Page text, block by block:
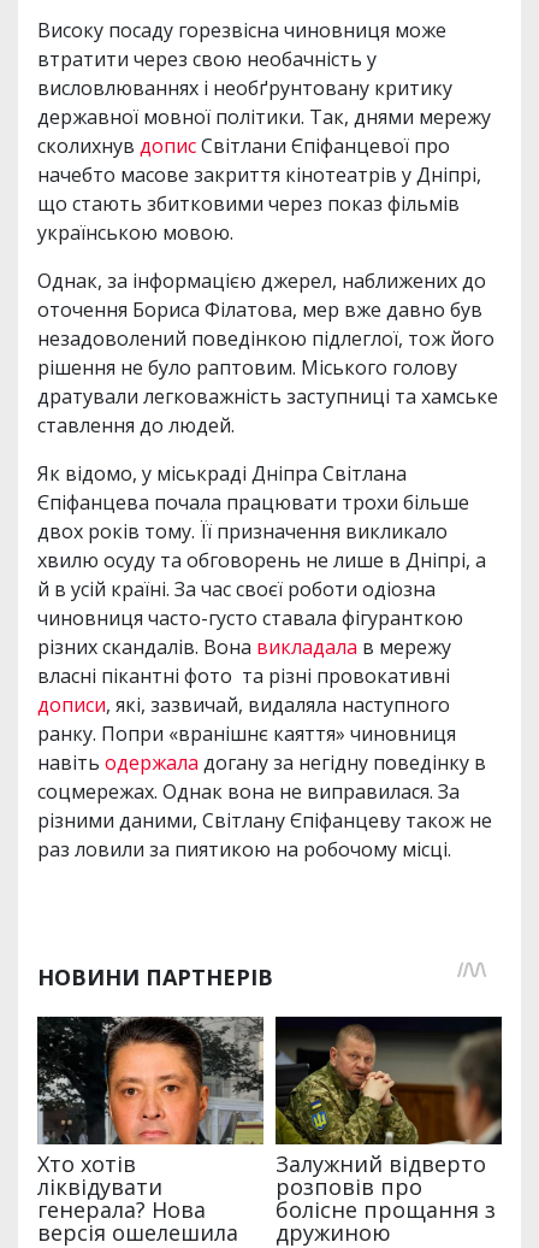
Високу посаду горезвісна чиновниця може
втратити через свою необачність у
висловлюваннях і необґрунтовану критику
державної мовної політики. Так, днями мережу
сколихнув дописСвітлани Єпіфанцевої про
начебто масове закриття кінотеатрів у Дніпрі,
що стають збитковими через показ фільмів
українською мовою.
Однак, за інформацією джерел, наближених до
оточення Бориса Філатова, мер вже давно був
незадоволений поведінкою підлеглої, тож його
рішення не було раптовим. Міського голову
дратували легковажність заступниці та хамське
ставлення до людей.
Як відомо, у міськраді Дніпра Світлана
Єпіфанцева почала працювати трохи більше
двох років тому. Її призначення викликало
хвилю осуду та обговорень не лише в Дніпрі, а
й в усій країні. За час своєї роботи одіозна
чиновниця часто-густо ставала фігуранткою
різних скандалів. Вона викладала в мережу
власні пікантні фото та різні провокативні
дописи, які, зазвичай, видаляла наступного
ранку. Попри «вранішнє каяття» чиновниця
навіть одержала догану за негідну поведінку в
соцмережах. Однак вона не виправилася. За
різними даними, Світлану Єпіфанцеву також не
раз ловили за пиятикою на робочому місці.